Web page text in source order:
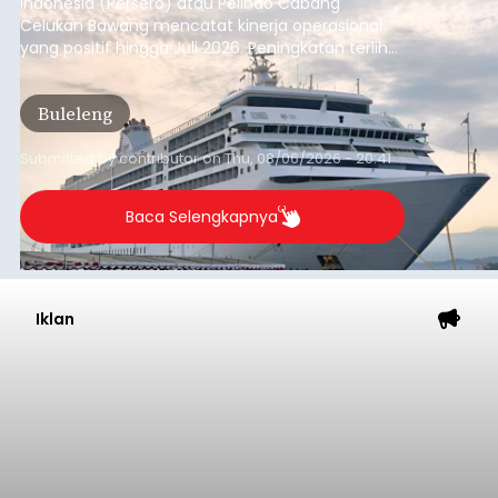
Celukan Bawang mencatat kinerja operasional
yang positif hingga Juli 2026. Peningkatan terlihat
dari arus kapal yang mencapai 1,48 juta Gross
Tonnage (GT), atau tumbuh 12,4 persen
dibandingkan periode yang sama tahun lalu
yang tercatat sebesar 1,32 juta GT.
Buleleng
Submitted bycontributoronThu, 08/06/2026 - 20:41
Baca Selengkapnya
Iklan